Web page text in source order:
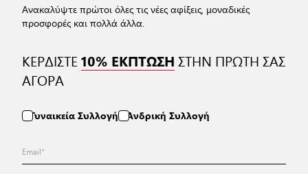
Ανακαλύψτε πρώτοι όλες τις νέες αφίξεις, μοναδικές
προσφορές και πολλά άλλα.
ΚΕΡΔΙΣΤΕ10% ΕΚΠΤΩΣΗ ΣΤΗΝ ΠΡΩΤΗ ΣΑΣ
ΑΓΟΡΑ
Γυναικεία Συλλογή Ανδρική Συλλογή